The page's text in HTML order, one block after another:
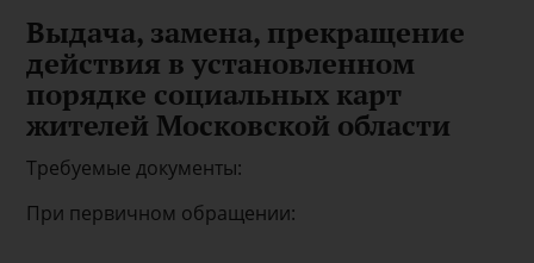
Выдача, замена, прекращение
действия в установленном
порядке социальных карт
жителей Московской области
Требуемые документы:
При первичном обращении: